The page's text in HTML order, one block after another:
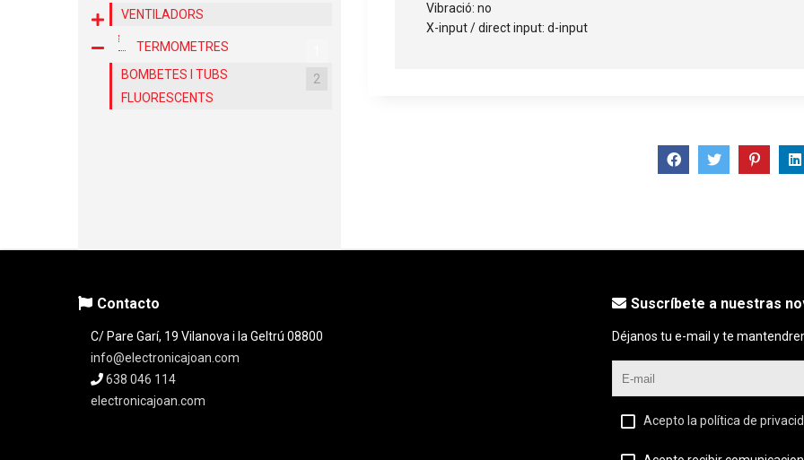
VENTILADORS
TERMOMETRES
BOMBETES I TUBS
FLUORESCENTS
2
Vibració: no
X-input / direct input: d-input
Contacto
C/ Pare Garí, 19 Vilanova i la Geltrú 08800
info@electronicajoan.com
638 046 114
electronicajoan.com
Suscríbete a nuestras
Déjanos tu e-mail y te
Acepto la política de